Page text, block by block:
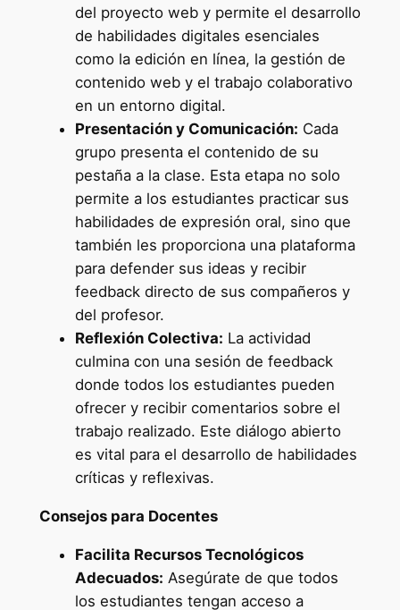
del proyecto web y permite el desarrollo
de habilidades digitales esenciales
como la edición en línea, la gestión de
contenido web y el trabajo colaborativo
en un entorno digital.
Presentación y Comunicación: Cada
grupo presenta el contenido de su
pestaña a la clase. Esta etapa no solo
permite a los estudiantes practicar sus
habilidades de expresión oral, sino que
también les proporciona una plataforma
para defender sus ideas y recibir
feedback directo de sus compañeros y
del profesor.
Reflexión Colectiva: La actividad
culmina con una sesión de feedback
donde todos los estudiantes pueden
ofrecer y recibir comentarios sobre el
trabajo realizado. Este diálogo abierto
es vital para el desarrollo de habilidades
críticas y reflexivas.
Consejos para Docentes
Facilita Recursos Tecnológicos
Adecuados: Asegúrate de que todos
los estudiantes tengan acceso a